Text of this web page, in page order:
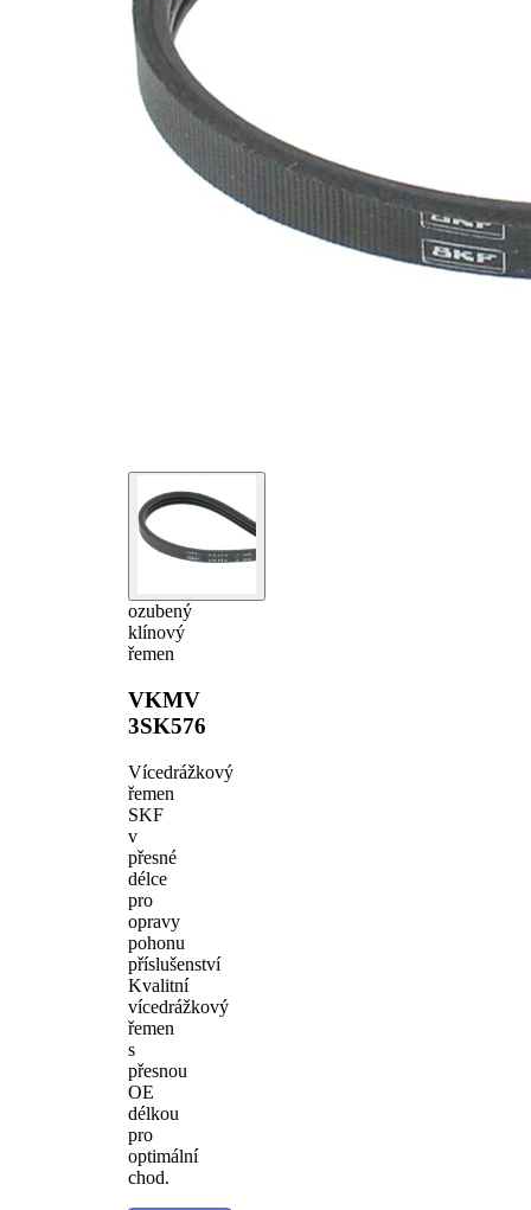
ozubený
klínový
řemen
VKMV
3SK576
Vícedrážkový
řemen
SKF
v
přesné
délce
pro
opravy
pohonu
příslušenství
Kvalitní
vícedrážkový
řemen
s
přesnou
OE
délkou
pro
optimální
chod.
SVHC
Vlastnosti
materiálu
Materiál
řemene
EPDM
(Ethylen-
Propylen-
Dien-
Kautschuk)